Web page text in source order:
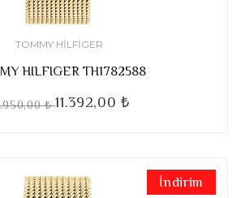
TOMMY HILFIGER
HILFIGER TH1782588
₺11.392,00 ₺
İndirim